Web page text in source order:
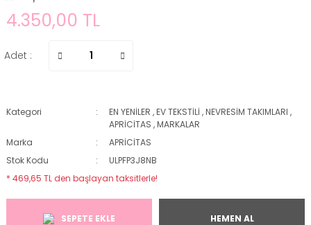
4.350,00 TL
Adet :
Kategori EN YENİLER ,EV TEKSTİLİ ,NEVRESİM TAKIMLARI ,
APRİCİTAS ,MARKALAR
Marka
APRİCİTAS
Stok Kodu
ULPFP3J8NB
* 469,65 TL den başlayan taksitlerle!
SEPETE EKLE HEMEN AL